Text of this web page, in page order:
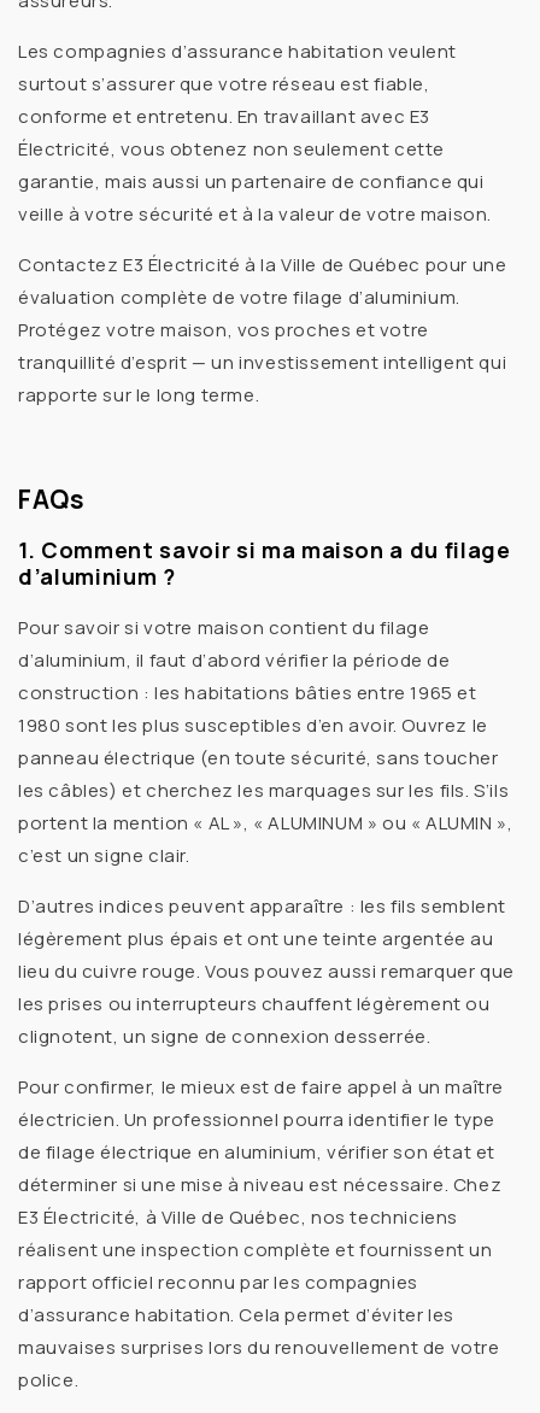
Les compagnies d’assurance habitation veulent
surtout s’assurer que votre réseau estfiable,
conforme et entretenu. En travaillant avec E3
Électricité, vous obtenez non seulement cette
garantie, mais aussi un partenaire de confiance qui
veille à votre sécurité et à la valeur de votre maison.
Contactez E3 Électricité à la Ville de Québec pour une
évaluation complète de votre filage d’aluminium.
Protégez votre maison, vos proches et votre
tranquillité d’esprit — un investissement intelligent qui
rapporte sur le long terme.
FAQs
1. Comment savoir si ma maison a du filage
d’aluminium ?
Pour savoir si votre maison contient dufilage
d’aluminium, il faut d’abord vérifier la période de
construction : les habitations bâties entre1965 et
1980 sont les plus susceptibles d’en avoir. Ouvrez le
panneau électrique (en toute sécurité, sans toucher
les câbles) et cherchez les marquages sur les fils. S’ils
portent la mention « AL », « ALUMINUM » ou « ALUMIN »,
c’est un signe clair.
D’autres indices peuvent apparaître : les fils semblent
légèrement plus épais et ont une teinte argentée au
lieu du cuivre rouge. Vous pouvez aussi remarquer que
les prises ou interrupteurs chauffent légèrement ou
clignotent, un signe de connexion desserrée.
Pour confirmer, le mieux est de faire appel à unmaître
électricien. Un professionnel pourra identifier le type
de filage électrique en aluminium, vérifier son état et
déterminer si une mise à niveau est nécessaire. Chez
E3 Électricité, à Ville de Québec, nos techniciens
réalisent uneinspection complète et fournissent un
rapport officiel reconnu par les compagnies
d’assurance habitation. Cela permet d’éviter les
mauvaises surprises lors du renouvellement de votre
police.